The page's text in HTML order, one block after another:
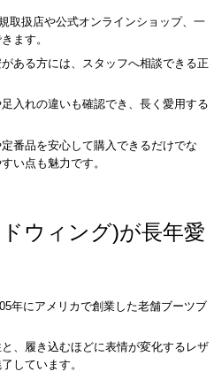
取扱店や公式オンラインショップ、一
ます。
ある方には、スタッフへ相談できる正
入れの違いも確認でき、長く愛用する
番品を安心して購入できるだけでな
い点も魅力です。
ウィング)が長年愛
年にアメリカで創業した老舗ブーツブ
、履き込むほどに表情が変化するレザ
しています。